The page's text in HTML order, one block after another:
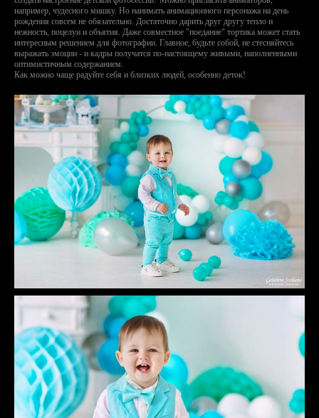
например, чудесного мишку. Но нанимать анимационного персонажа на день
рождения совсем не обязательно. Достаточно дарить друг другу тепло и
нежность, поцелуи и объятия. Даже совместное "поедание" тортика может стать
интересным решением для фотографии. Главное, будьте собой, не стесняйтесь
выражать эмоции - и кадры получатся по-настоящему живыми, наполненными
оптимистичным содержанием.
Как можно чаще радуйте себя и близких людей, особенно деток!